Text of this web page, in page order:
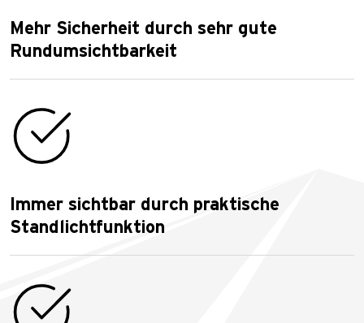
Mehr Sicherheit durch sehr gute
Rundumsichtbarkeit
Immer sichtbar durch praktische
Standlichtfunktion